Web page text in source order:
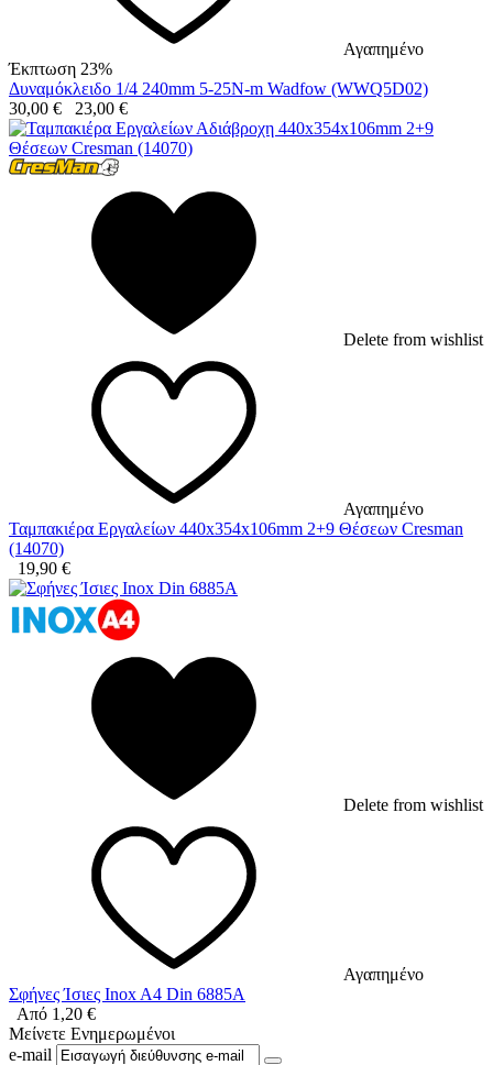
Αγαπημένο
Έκπτωση 23%
Δυναμόκλειδο 1/4 240mm 5-25N-m Wadfow (WWQ5D02)
30,00 € 23,00 €
Delete from wishlist
Αγαπημένο
Ταμπακιέρα Εργαλείων 440x354x106mm 2+9 Θέσεων Cresman
(14070)
19,90 €
Delete from wishlist
Αγαπημένο
Σφήνες Ίσιες Inox A4 Din 6885A
Από 1,20 €
Μείνετε Ενημερωμένοι
e-mail